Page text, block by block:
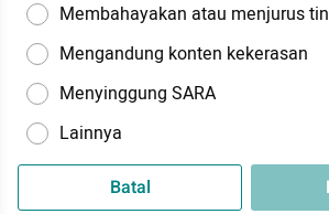
Membahayakan atau menjurus
Mengandung konten kekerasan
Menyinggung SARA
Lainnya
Batal